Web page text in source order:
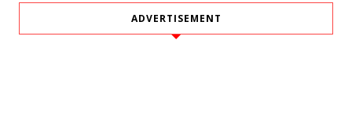
ADVERTISEMENT